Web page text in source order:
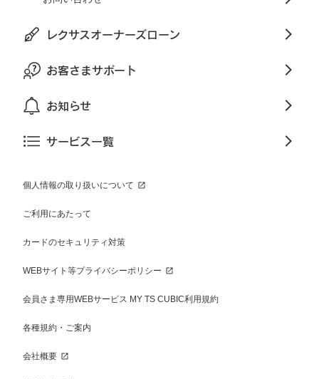
レクサスオーナーズローン
お客さまサポート
お知らせ
サービス一覧
個人情報の取り扱いについて
ご利用にあたって
カードのセキュリティ対策
WEBサイト等プライバシーポリシー
会員さま専用WEBサービス MY TS CUBIC利用規約
各種規約・ご案内
会社概要